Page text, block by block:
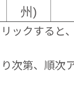
州)
ックすると
次第、順次